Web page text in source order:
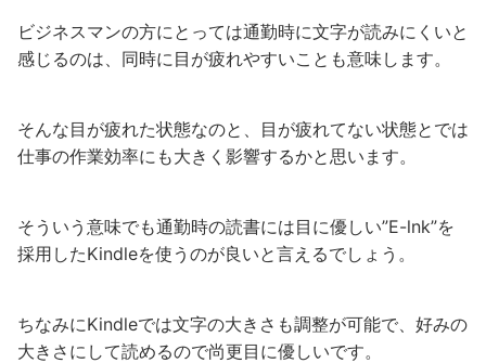
ビジネスマンの方にとっては通勤時に文字が読みにくいと
感じるのは、同時に目が疲れやすいことも意味します。
そんな目が疲れた状態なのと、目が疲れてない状態とでは
仕事の作業効率にも大きく影響するかと思います。
そういう意味でも通勤時の読書には目に優しい”E-lnk”を
採用したKindleを使うのが良いと言えるでしょう。
ちなみにKindleでは文字の大きさも調整が可能で、好みの
大きさにして読めるので尚更目に優しいです。